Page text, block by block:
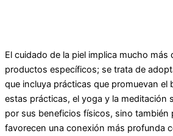
El cuidado de la piel implica mucho más
productos específicos; se trata de
que incluya prácticas que promuevan el
estas prácticas, el yoga y la meditación
por sus beneficios físicos, sino también
favorecen una conexión más profunda